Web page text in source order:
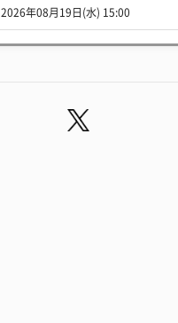
2026年08月19日(水) 15:00